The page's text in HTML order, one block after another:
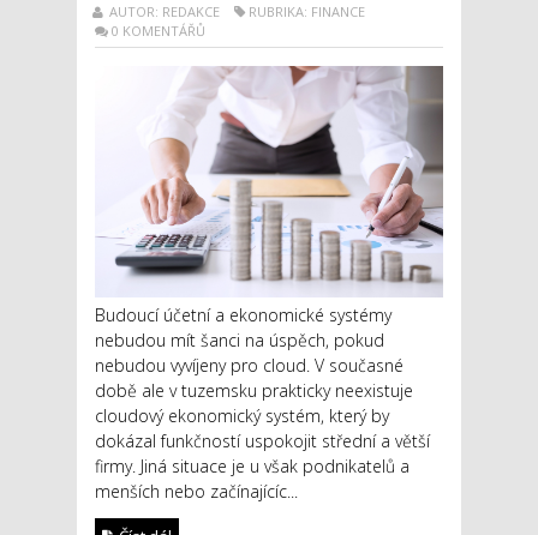
AUTOR: REDAKCE
RUBRIKA: FINANCE
0 KOMENTÁŘŮ
Budoucí účetní a ekonomické systémy
nebudou mít šanci na úspěch, pokud
nebudou vyvíjeny pro cloud. V současné
době ale v tuzemsku prakticky neexistuje
cloudový ekonomický systém, který by
dokázal funkčností uspokojit střední a větší
firmy. Jiná situace je u však podnikatelů a
menších nebo začínajícíc...